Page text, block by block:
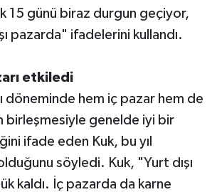
15 günü biraz durgun geçiyor,
pazarda" ifadelerini kullandı.
etkiledi
döneminde hem iç pazar hem de
birleşmesiyle genelde iyi bir
ifade eden Kuk, bu yıl
söyledi. Kuk, "Yurt dışı
kaldı. İç pazarda da karne